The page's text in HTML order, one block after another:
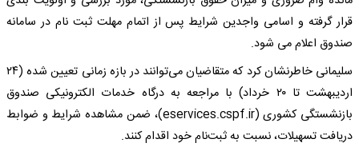
قرار گرفته و اسامی واجدین شرایط پس از اتمام مهلت ثبت نام در سامانه
صندوق اعلام می شود.
سلیمانی خاطرنشان کرد که متقاضیان می‌توانند در بازه زمانی تعیین شده (۲۴
اردیبهشت تا ۲۰ خرداد) با مراجعه به درگاه خدمات الکترونیکی صندوق
بازنشستگی کشوری (eservices.cspf.ir)، ضمن مشاهده شرایط و ضوابط
دریافت تسهیلات، نسبت به ثبت‌نام خود اقدام کنند.